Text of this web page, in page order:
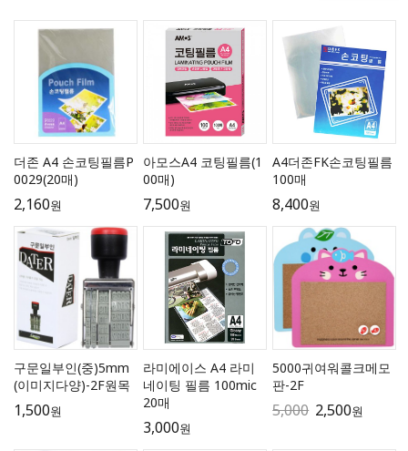
더존 A4 손코팅필름P
0029(20매)
2,160원
아모스A4 코팅필름(1
00매)
7,500원
A4더존FK손코팅필름
100매
8,400원
구문일부인(중)5mm
(이미지다양)-2F원목
1,500원
라미에이스 A4 라미
네이팅 필름 100mic
20매
3,000원
5000귀여워콜크메모
판-2F
5,000 2,500원